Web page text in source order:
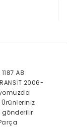
AB
2006-
gönderilir.